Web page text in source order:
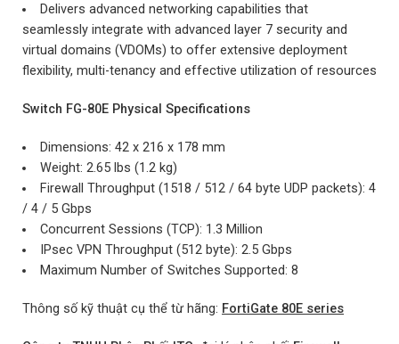
Delivers advanced networking capabilities that
seamlessly integrate with advanced layer 7 security and
virtual domains (VDOMs) to offer extensive deployment
flexibility, multi-tenancy and effective utilization of resources
Switch FG-80E Physical Specifications
Dimensions: 42 x 216 x 178 mm
Weight: 2.65 lbs (1.2 kg)
Firewall Throughput (1518 / 512 / 64 byte UDP packets): 4
/ 4 / 5 Gbps
Concurrent Sessions (TCP): 1.3 Million
IPsec VPN Throughput (512 byte): 2.5 Gbps
Maximum Number of Switches Supported: 8
Thông số kỹ thuật cụ thể từ hãng: FortiGate 80E series